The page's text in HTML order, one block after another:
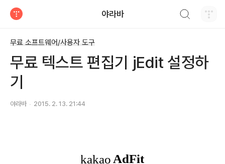
야라바
무료 소프트웨어/사용자 도구
무료 텍스트 편집기 jEdit 설정하
기
야라바 2015. 2. 13. 21:44